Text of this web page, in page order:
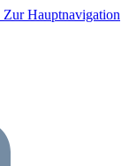
Zur Hauptnavigation